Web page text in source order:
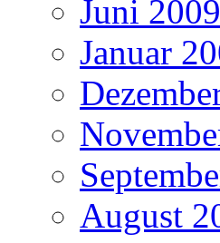
Juni 2009
Januar
August